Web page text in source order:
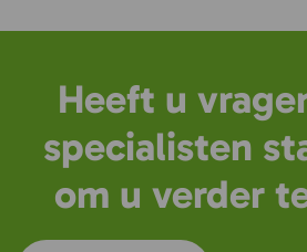
Heeft u
specialisten
om u verder